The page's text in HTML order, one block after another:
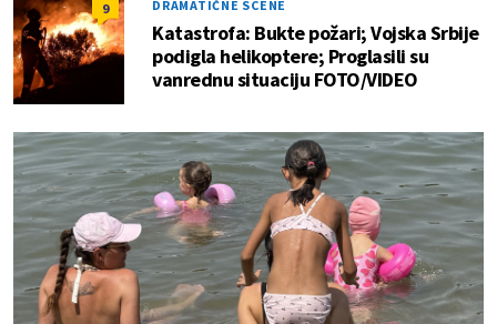
9 DRAMATIČNE SCENE
Katastrofa: Bukte požari; Vojska Srbije
podigla helikoptere; Proglasili su
vanrednu situaciju FOTO/VIDEO